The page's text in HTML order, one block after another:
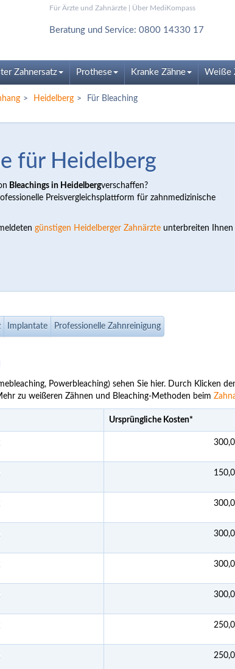
Für Ärzte und Zahnärzte| Über MediKompass
Beratung und Service: 0800 14330 17
Zahnersatz Prothese Kranke Zähne Weiße
Heidelberg Für Bleaching
für Heidelberg
Bleachings in Heidelbergverschaffen?
Preisvergleichsplattform für zahnmedizinische
günstigen Heidelberger Zahnärzte unterbreiten Ihnen
Implantate Professionelle Zahnreinigung
Powerbleaching) sehen Sie hier. Durch Klicken
zu weißeren Zähnen und Bleaching-Methoden beim
Ursprüngliche Kosten*